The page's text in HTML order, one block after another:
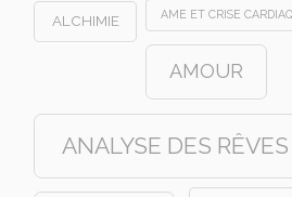
ALCHIMIE AME ET CRISE
AMOUR
ANALYSE DES RÊVES